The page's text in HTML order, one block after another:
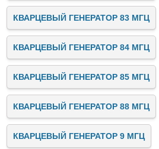
КВАРЦЕВЫЙ ГЕНЕРАТОР 83 МГЦ
КВАРЦЕВЫЙ ГЕНЕРАТОР 84 МГЦ
КВАРЦЕВЫЙ ГЕНЕРАТОР 85 МГЦ
КВАРЦЕВЫЙ ГЕНЕРАТОР 88 МГЦ
КВАРЦЕВЫЙ ГЕНЕРАТОР 9 МГЦ